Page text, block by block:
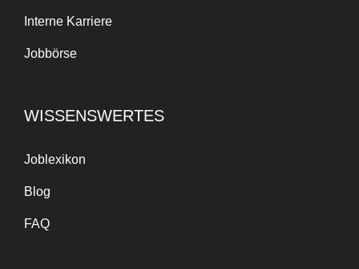
Interne Karriere
Jobbörse
WISSENSWERTES
Joblexikon
Blog
FAQ